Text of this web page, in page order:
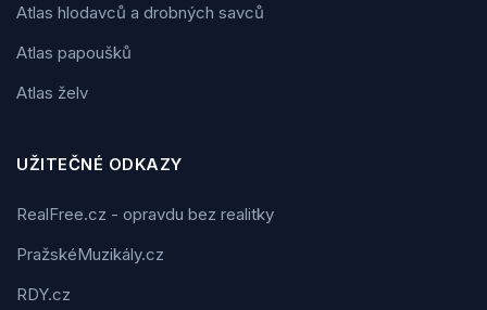
Atlas hlodavců a drobných savců
Atlas papoušků
Atlas želv
UŽITEČNÉ ODKAZY
RealFree.cz - opravdu bez realitky
PražskéMuzikály.cz
RDY.cz